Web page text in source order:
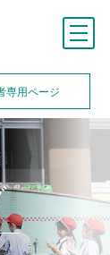
専用ページ
メニュー